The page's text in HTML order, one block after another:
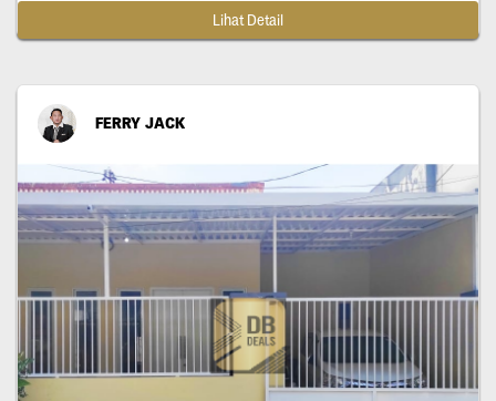
Lihat Detail
FERRY JACK